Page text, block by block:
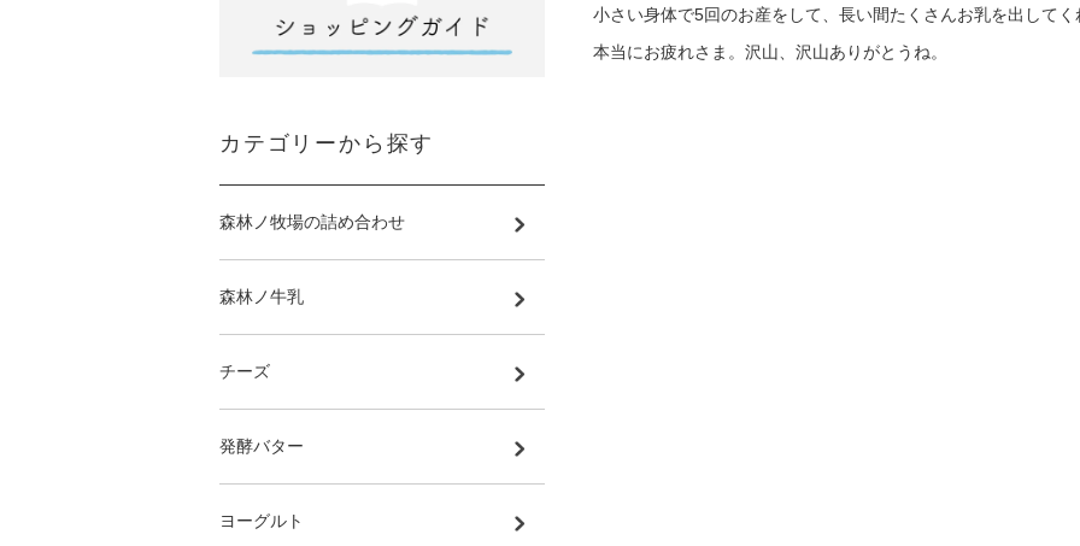
小さい身体で5回のお産をして、長い間たくさんお乳を出してく
本当にお疲れさま。沢山、沢山ありがとうね。
カテゴリーから探す
森林ノ牧場の詰め合わせ
森林ノ牛乳
チーズ
発酵バター
ヨーグルト